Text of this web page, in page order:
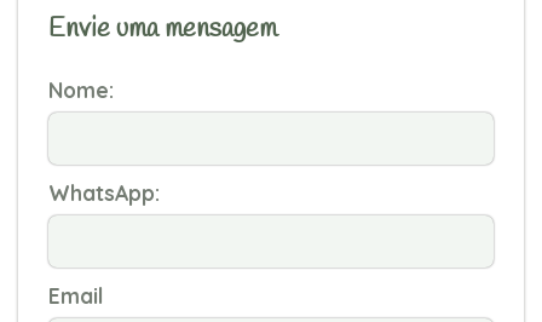
Envie uma mensagem
Nome:
WhatsApp:
Email